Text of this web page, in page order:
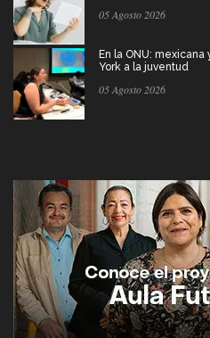
05 Agosto 2026
En la ONU:
York a la juventud
05 Agosto 2026